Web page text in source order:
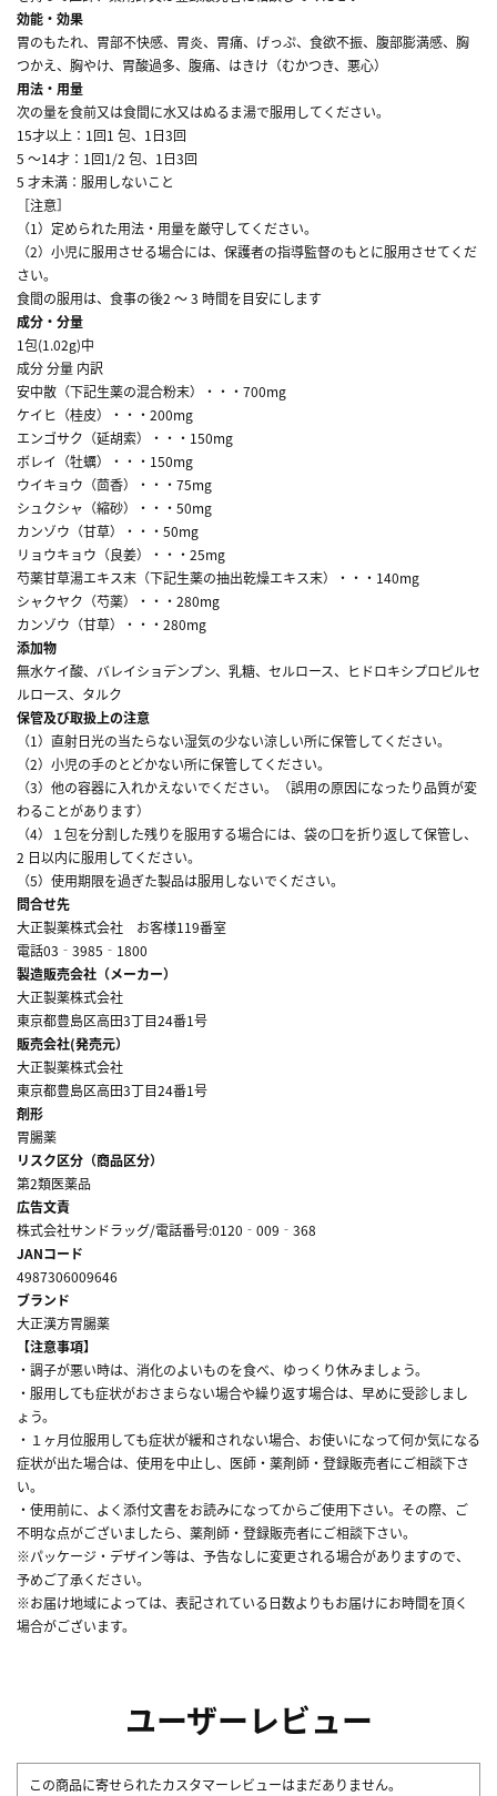
効能・効果
胃のもたれ、胃部不快感、胃炎、胃痛、げっぷ、食欲不振、腹部膨満感、胸
つかえ、胸やけ、胃酸過多、腹痛、はきけ（むかつき、悪心）
用法・用量
次の量を食前又は食間に水又はぬるま湯で服用してください。
15才以上：1回1 包、1日3回
5 ～14才：1回1/2 包、1日3回
5 才未満：服用しないこと
［注意］
（1）定められた用法・用量を厳守してください。
（2）小児に服用させる場合には、保護者の指導監督のもとに服用させてくだ
さい。
食間の服用は、食事の後2 ～ 3 時間を目安にします
成分・分量
1包(1.02g)中
成分 分量 内訳
安中散（下記生薬の混合粉末）・・・700mg
ケイヒ（桂皮）・・・200mg
エンゴサク（延胡索）・・・150mg
ボレイ（牡蠣）・・・150mg
ウイキョウ（茴香）・・・75mg
シュクシャ（縮砂）・・・50mg
カンゾウ（甘草）・・・50mg
リョウキョウ（良姜）・・・25mg
芍薬甘草湯エキス末（下記生薬の抽出乾燥エキス末）・・・140mg
シャクヤク（芍薬）・・・280mg
カンゾウ（甘草）・・・280mg
添加物
無水ケイ酸、バレイショデンプン、乳糖、セルロース、ヒドロキシプロピルセ
ルロース、タルク
保管及び取扱上の注意
（1）直射日光の当たらない湿気の少ない涼しい所に保管してください。
（2）小児の手のとどかない所に保管してください。
（3）他の容器に入れかえないでください。（誤用の原因になったり品質が変
わることがあります）
（4）１包を分割した残りを服用する場合には、袋の口を折り返して保管し、
2 日以内に服用してください。
（5）使用期限を過ぎた製品は服用しないでください。
問合せ先
大正製薬株式会社 お客様119番室
電話03‐3985‐1800
製造販売会社（メーカー）
大正製薬株式会社
東京都豊島区高田3丁目24番1号
販売会社(発売元）
大正製薬株式会社
東京都豊島区高田3丁目24番1号
剤形
胃腸薬
リスク区分（商品区分）
第2類医薬品
広告文責
株式会社サンドラッグ/電話番号:0120‐009‐368
JANコード
4987306009646
ブランド
大正漢方胃腸薬
【注意事項】
・調子が悪い時は、消化のよいものを食べ、ゆっくり休みましょう。
・服用しても症状がおさまらない場合や繰り返す場合は、早めに受診しまし
ょう。
・１ヶ月位服用しても症状が緩和されない場合、お使いになって何か気になる
症状が出た場合は、使用を中止し、医師・薬剤師・登録販売者にご相談下さ
い。
・使用前に、よく添付文書をお読みになってからご使用下さい。その際、ご
不明な点がございましたら、薬剤師・登録販売者にご相談下さい。
※パッケージ・デザイン等は、予告なしに変更される場合がありますので、
予めご了承ください。
※お届け地域によっては、表記されている日数よりもお届けにお時間を頂く
場合がございます。
ユーザーレビュー
この商品に寄せられたカスタマーレビューはまだありません。